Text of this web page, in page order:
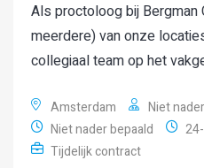
Als proctoloog bij
meerdere) van onze
collegiaal team op het
Amsterdam Niet
Niet nader bepaald
Tijdelijk contract